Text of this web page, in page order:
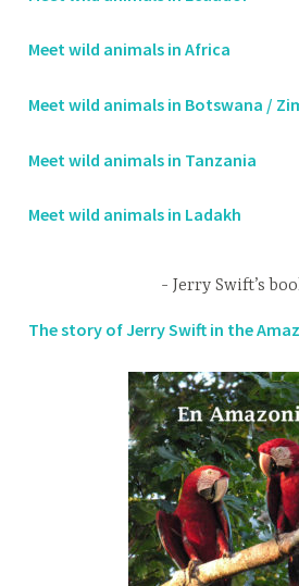
Meet wild animals in Africa
Meet wild animals in Botswana /
Meet wild animals in Tanzania
Meet wild animals in Ladakh
Jerry Swift’s
The story of Jerry Swift in the